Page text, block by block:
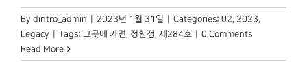
By dintro_admin 2023년 1월 31일 Categories: 02, 2023,
Legacy
Tags: 그곳에 가면, 정환정, 제284호
0 Comments
Read More